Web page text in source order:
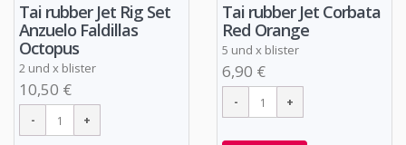
Tai rubber Jet Rig Set
Anzuelo Faldillas
Octopus
2 und x blister
10,50 €
Tai rubber Jet Corbata
Red Orange
5 und x blister
6,90 €